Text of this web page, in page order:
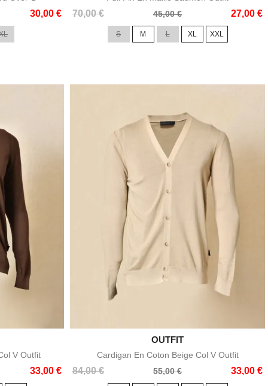
30,00 € 70,00 €
Prix
45,00 € 27,00 €
Prix
S M L XL XXL
V Outfit
33,00 €
Aperçu rapide
OUTFIT
Cardigan En Coton Beige Col V Outfit
84,00 €
Prix
55,00 € 33,00 €
Prix